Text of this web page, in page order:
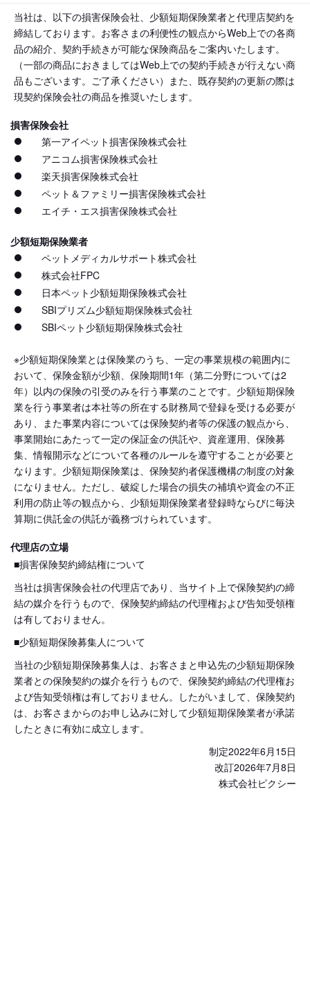
当社は、以下の損害保険会社、少額短期保険業者と代理店契約を
締結しております。お客さまの利便性の観点からWeb上での各商
品の紹介、契約手続きが可能な保険商品をご案内いたします。
（一部の商品におきましてはWeb上での契約手続きが行えない商
品もございます。ご了承ください）また、既存契約の更新の際は
現契約保険会社の商品を推奨いたします。
損害保険会社
第一アイペット損害保険株式会社
アニコム損害保険株式会社
楽天損害保険株式会社
ペット＆ファミリー損害保険株式会社
エイチ・エス損害保険株式会社
少額短期保険業者
ペットメディカルサポート株式会社
株式会社FPC
日本ペット少額短期保険株式会社
SBIプリズム少額短期保険株式会社
SBIペット少額短期保険株式会社
※少額短期保険業とは保険業のうち、一定の事業規模の範囲内に
おいて、保険金額が少額、保険期間1年（第二分野については2
年）以内の保険の引受のみを行う事業のことです。少額短期保険
業を行う事業者は本社等の所在する財務局で登録を受ける必要が
あり、また事業内容については保険契約者等の保護の観点から、
事業開始にあたって一定の保証金の供託や、資産運用、保険募
集、情報開示などについて各種のルールを遵守することが必要と
なります。少額短期保険業は、保険契約者保護機構の制度の対象
になりません。ただし、破綻した場合の損失の補填や資金の不正
利用の防止等の観点から、少額短期保険業者登録時ならびに毎決
算期に供託金の供託が義務づけられています。
代理店の立場
■損害保険契約締結権について
当社は損害保険会社の代理店であり、当サイト上で保険契約の締
結の媒介を行うもので、保険契約締結の代理権および告知受領権
は有しておりません。
■少額短期保険募集人について
当社の少額短期保険募集人は、お客さまと申込先の少額短期保険
業者との保険契約の媒介を行うもので、保険契約締結の代理権お
よび告知受領権は有しておりません。したがいまして、保険契約
は、お客さまからのお申し込みに対して少額短期保険業者が承諾
したときに有効に成立します。
制定2022年6月15日
改訂2026年7月8日
株式会社ピクシー